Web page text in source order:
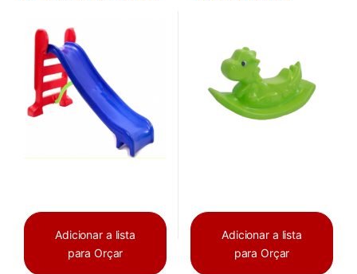
Adicionar a lista
para Orçar
Adicionar a lista
para Orçar